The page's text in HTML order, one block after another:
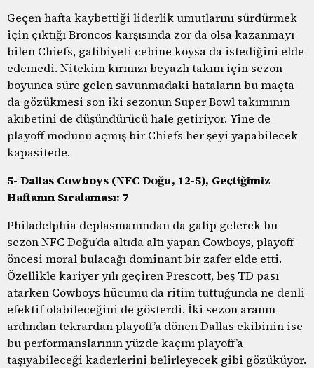
Geçen hafta kaybettiği liderlik umutlarını sürdürmek
için çıktığı Broncos karşısında zor da olsa kazanmayı
bilen Chiefs, galibiyeti cebine koysa da istediğini elde
edemedi. Nitekim kırmızı beyazlı takım için sezon
boyunca süre gelen savunmadaki hataların bu maçta
da gözükmesi son iki sezonun Super Bowl takımının
akıbetini de düşündürücü hale getiriyor. Yine de
playoff modunu açmış bir Chiefs her şeyi yapabilecek
kapasitede.
5- Dallas Cowboys (NFC Doğu, 12-5), Geçtiğimiz
Haftanın Sıralaması: 7
Philadelphia deplasmanından da galip gelerek bu
sezon NFC Doğu’da altıda altı yapan Cowboys, playoff
öncesi moral bulacağı dominant bir zafer elde etti.
Özellikle kariyer yılı geçiren Prescott, beş TD pası
atarken Cowboys hücumu da ritim tuttuğunda ne denli
efektif olabileceğini de gösterdi. İki sezon aranın
ardından tekrardan playoff’a dönen Dallas ekibinin ise
bu performanslarının yüzde kaçını playoff’a
taşıyabileceği kaderlerini belirleyecek gibi gözüküyor.